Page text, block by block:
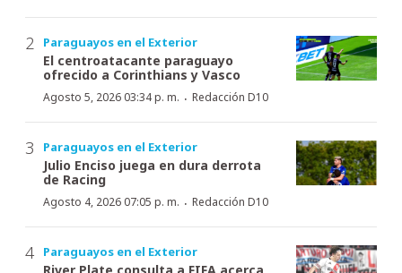
Paraguayos en el Exterior
El centroatacante paraguayo
ofrecido a Corinthians y Vasco
Agosto 5, 2026 03:34 p. m. · Redacción D10
Paraguayos en el Exterior
Julio Enciso juega en dura derrota
de Racing
Agosto 4, 2026 07:05 p. m. · Redacción D10
Paraguayos en el Exterior